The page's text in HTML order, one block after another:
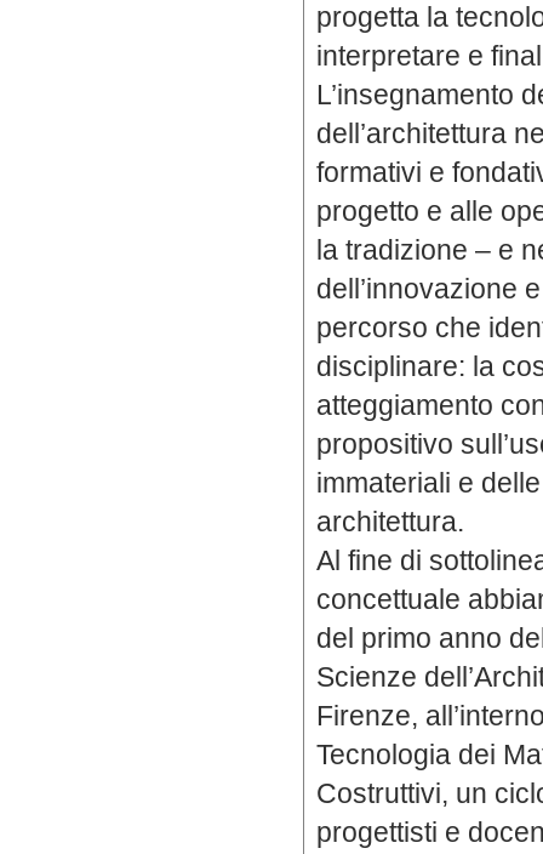
progetta la
interpretare e
L’insegnamento
dell’architettura
formativi e
progetto e alle
la tradizione – e
dell’innovazione
percorso che
disciplinare: la
atteggiamento
propositivo
immateriali e
architettura.
Al fine di
concettuale
del primo anno
Scienze
Firenze,
Tecnologia dei
Costruttivi, un
progettisti e